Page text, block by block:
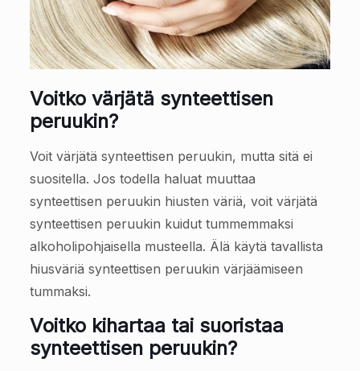
Voitko värjätä synteettisen
peruukin?
Voit värjätä synteettisen peruukin, mutta sitä ei
suositella. Jos todella haluat muuttaa
synteettisen peruukin hiusten väriä, voit värjätä
synteettisen peruukin kuidut tummemmaksi
alkoholipohjaisella musteella. Älä käytä tavallista
hiusväriä synteettisen peruukin värjäämiseen
tummaksi.
Voitko kihartaa tai suoristaa
synteettisen peruukin?